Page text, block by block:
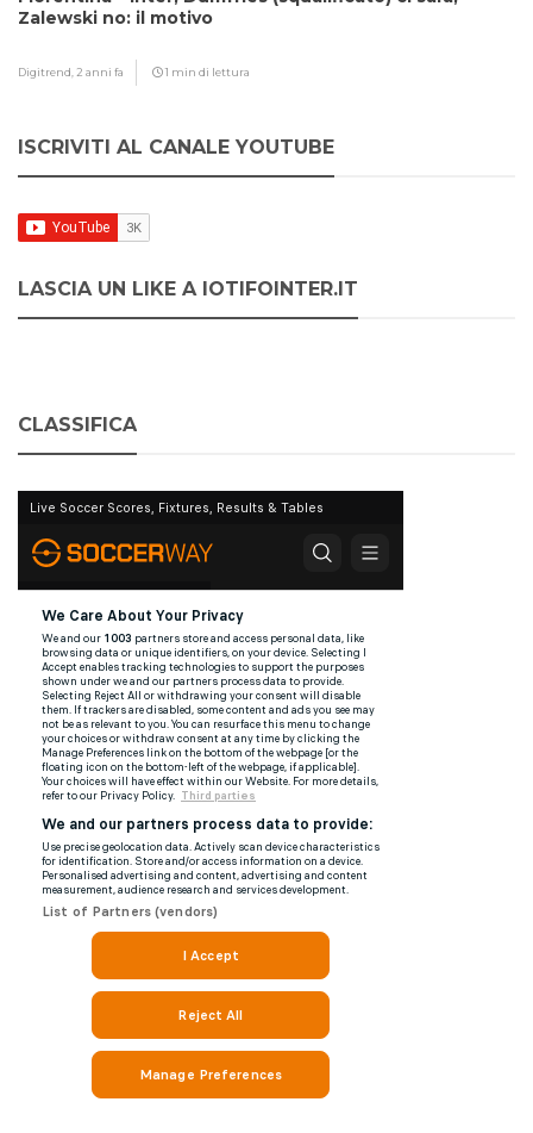
Zalewski no: il motivo
Digitrend, 2 anni fa 1 min di lettura
ISCRIVITI AL CANALE YOUTUBE
LASCIA UN LIKE A IOTIFOINTER.IT
CLASSIFICA